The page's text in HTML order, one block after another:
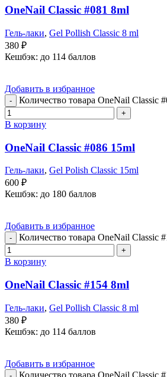
OneNail Classic #081 8ml
Гель-лаки, Gel Pollish Classic 8 ml
380 ₽
Кешбэк: до 114 баллов
Добавить в избранное
Количество товара OneNail Classic
В корзину
OneNail Classic #086 15ml
Гель-лаки, Gel Polish Classic 15ml
600 ₽
Кешбэк: до 180 баллов
Добавить в избранное
Количество товара OneNail Classic
В корзину
OneNail Classic #154 8ml
Гель-лаки, Gel Pollish Classic 8 ml
380 ₽
Кешбэк: до 114 баллов
Добавить в избранное
Количество товара OneNail Classic